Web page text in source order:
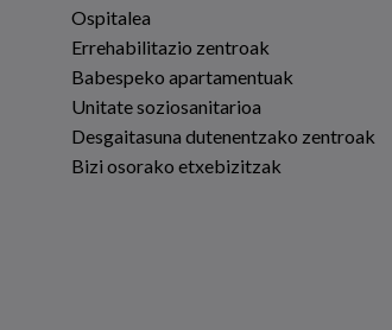
Ospitalea
Errehabilitazio zentroak
Babespeko apartamentuak
Unitate soziosanitarioa
Desgaitasuna dutenentzako zentroak
Bizi osorako etxebizitzak